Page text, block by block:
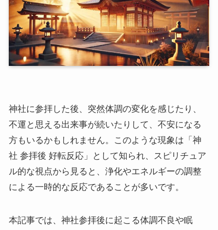
神社に参拝した後、突然体調の変化を感じたり、
不運と思える出来事が続いたりして、不安になる
方もいるかもしれません。このような現象は「神
社 参拝後 好転反応」として知られ、スピリチュア
ル的な視点から見ると、浄化やエネルギーの調整
による一時的な反応であることが多いです。
本記事では、神社参拝後に起こる体調不良や眠